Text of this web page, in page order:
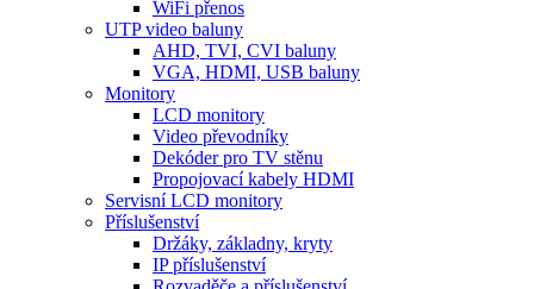
WiFi přenos
UTP video baluny
AHD, TVI, CVI baluny
VGA, HDMI, USB baluny
Monitory
LCD monitory
Video převodníky
Dekóder pro TV stěnu
Propojovací kabely HDMI
Servisní LCD monitory
Příslušenství
Držáky, základny, kryty
IP příslušenství